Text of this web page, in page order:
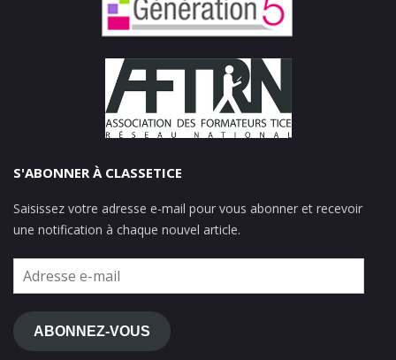
S'ABONNER À CLASSETICE
Saisissez votre adresse e-mail pour vous abonner et recevoir
une notification à chaque nouvel article.
Adresse
e-
mail
ABONNEZ-VOUS